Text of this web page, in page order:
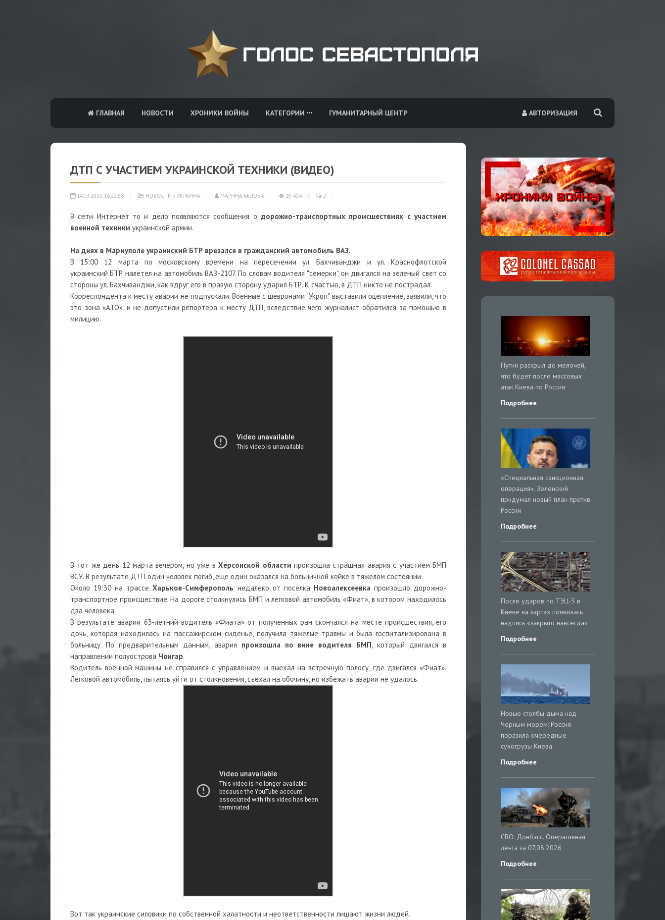
АВТОРИЗАЦИЯ
ГЛАВНАЯ НОВОСТИ ХРОНИКИ ВОЙНЫ КАТЕГОРИИ ГУМАНИТАРНЫЙ ЦЕНТР
ДТП С УЧАСТИЕМ УКРАИНСКОЙ ТЕХНИКИ (ВИДЕО)
14.03.2015 16:22:58 НОВОСТИ / УКРАИНА МАРИНА БЕЛОВА 10 404 2
В сети Интернет то и дело появляются сообщения о дорожно-транспортных происшествиях с участием
военной техники украинской армии.
На днях в Мариуполе украинский БТР врезался в гражданский автомобиль ВАЗ.
В 15:00 12 марта по московскому времени на пересечении ул. Бахчиванджи и ул. Краснофлотской
украинский БТР налетел на автомобиль ВАЗ-2107. По словам водителя "семерки", он двигался на зеленый свет со
стороны ул. Бахчиванджи, как вдруг его в правую сторону ударил БТР. К счастью, в ДТП никто не пострадал.
Корреспондента к месту аварии не подпускали. Военные с шевронами "Укроп" выставили оцепление, заявили, что
это зона «АТО», и не допустили репортера к месту ДТП, вследствие чего журналист обратился за помощью в
милицию.
В тот же день 12 марта вечером, но уже вХерсонской области произошла страшная авария с участием БМП
ВСУ. В результате ДТП один человек погиб, еще один оказался на больничной койке в тяжелом состоянии.
Около 19:30 на трассеХарьков-Симферополь недалеко от поселка Новоалексеевкапроизошло дорожно-
транспортное происшествие. На дороге столкнулись БМП и легковой автомобиль «Фиат», в котором находилось
два человека.
В результате аварии 63-летний водитель «Фиата» от полученных ран скончался на месте происшествия, его
дочь, которая находилась на пассажирском сиденье, получила тяжелые травмы и была госпитализирована в
больницу. По предварительным данным, авария произошла по вине водителя БМП, который двигался в
направлении полуострова Чонгар.
Водитель военной машины не справился с управлением и выехал на встречную полосу, где двигался «Фиат».
Легковой автомобиль, пытаясь уйти от столкновения, съехал на обочину, но избежать аварии не удалось.
Вот так украинские силовики по собственной халатности и неответственности лишают жизни людей.
Путин раскрыл до мелочей,
что будет после массовых
атак Киева по России
Подробнее
«Специальная санкционная
операция». Зеленский
придумал новый план против
России
Подробнее
После ударов по ТЭЦ-5 в
Киеве на картах появилась
надпись «закрыто навсегда»
Подробнее
Новые столбы дыма над
Чёрным морем: Россия
поразила очередные
сухогрузы Киева
Подробнее
СВО. Донбасс. Оперативная
лента за 07.08.2026
Подробнее